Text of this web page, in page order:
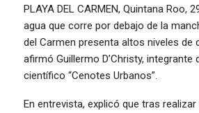
PLAYA DEL CARMEN, Quintana Roo,
agua que corre por debajo de la
del Carmen presenta altos niveles de
afirmó Guillermo D’Christy, integrante
científico “Cenotes Urbanos”.
En entrevista, explicó que tras